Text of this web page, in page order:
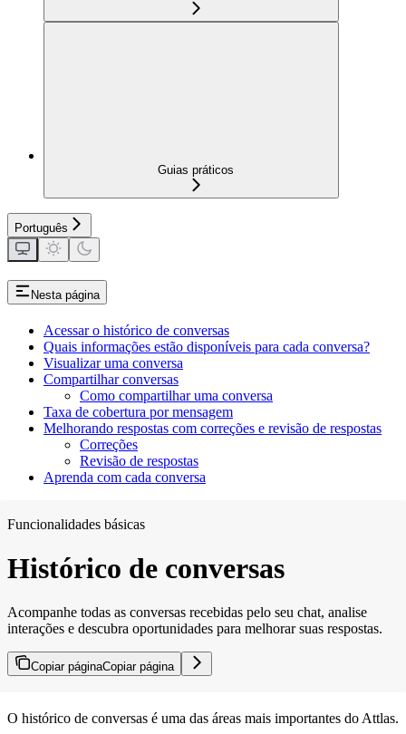
Guias práticos
Português
Nesta página
Acessar o histórico de conversas
Quais informações estão disponíveis para cada conversa?
Visualizar uma conversa
Compartilhar conversas
Como compartilhar uma conversa
Taxa de cobertura por mensagem
Melhorando respostas com correções e revisão de respostas
Correções
Revisão de respostas
Aprenda com cada conversa
Funcionalidades básicas
Histórico de conversas
Acompanhe todas as conversas recebidas pelo seu chat, analise
interações e descubra oportunidades para melhorar suas respostas.
Copiar páginaCopiar página
O histórico de conversas é uma das áreas mais importantes do Attlas.